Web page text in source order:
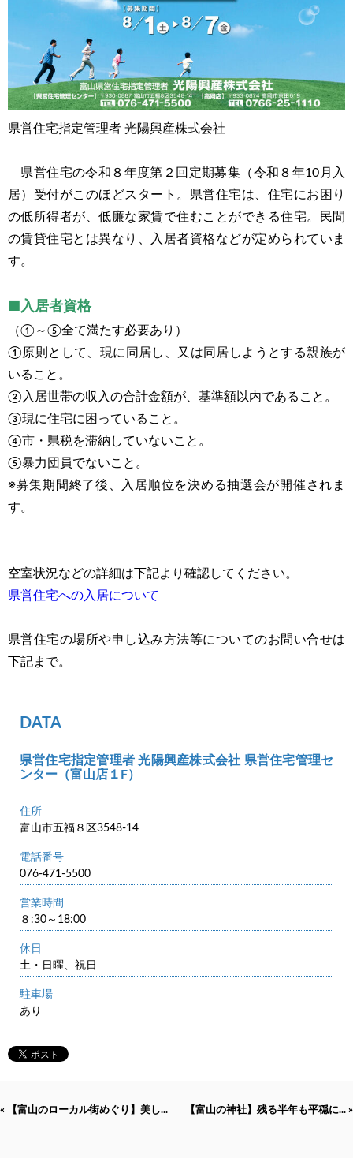
県営住宅指定管理者 光陽興産株式会社
県営住宅の令和８年度第２回定期募集（令和８年10月入
居）受付がこのほどスタート。県営住宅は、住宅にお困り
の低所得者が、低廉な家賃で住むことができる住宅。民間
の賃貸住宅とは異なり、入居者資格などが定められていま
す。
■入居者資格
（①～⑤全て満たす必要あり）
①原則として、現に同居し、又は同居しようとする親族が
いること。
②入居世帯の収入の合計金額が、基準額以内であること。
③現に住宅に困っていること。
④市・県税を滞納していないこと。
⑤暴力団員でないこと。
※募集期間終了後、入居順位を決める抽選会が開催されま
す。
空室状況などの詳細は下記より確認してください。
県営住宅への入居について
県営住宅の場所や申し込み方法等についてのお問い合せは
下記まで。
DATA
県営住宅指定管理者 光陽興産株式会社 県営住宅管理セ
ンター（富山店１F）
住所
富山市五福８区3548-14
電話番号
076-471-5500
営業時間
８:30～18:00
休日
土・日曜、祝日
駐車場
あり
« 【富山のローカル街めぐり】美し... 【富山の神社】残る半年も平穏に... »